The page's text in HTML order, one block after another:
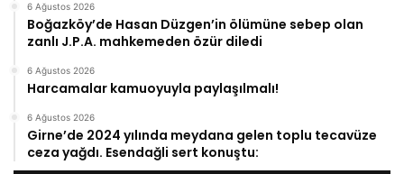
6 Ağustos 2026
Boğazköy’de Hasan Düzgen’in ölümüne sebep olan
zanlı J.P.A. mahkemeden özür diledi
6 Ağustos 2026
Harcamalar kamuoyuyla paylaşılmalı!
6 Ağustos 2026
Girne’de 2024 yılında meydana gelen toplu tecavüze
ceza yağdı. Esendağli sert konuştu: